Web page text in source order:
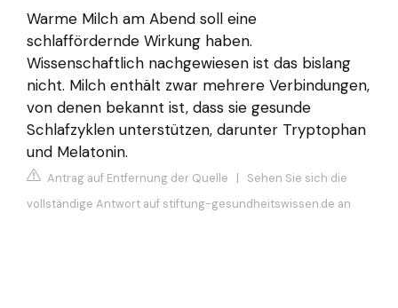
Warme Milch am Abend soll eine
schlaffördernde Wirkung haben.
Wissenschaftlich nachgewiesen ist das bislang
nicht. Milch enthält zwar mehrere Verbindungen,
von denen bekannt ist, dass sie gesunde
Schlafzyklen unterstützen, darunter Tryptophan
und Melatonin.
Antrag auf Entfernung der Quelle | Sehen Sie sich die
vollständige Antwort auf stiftung-gesundheitswissen.de an